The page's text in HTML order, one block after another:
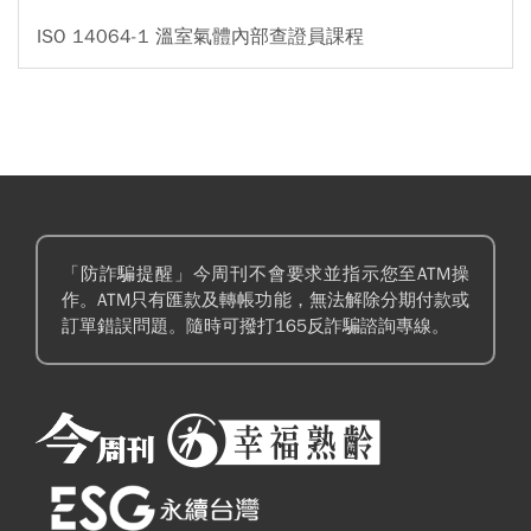
ISO 14064-1 溫室氣體內部查證員課程
「防詐騙提醒」今周刊不會要求並指示您至ATM操
作。ATM只有匯款及轉帳功能，無法解除分期付款或
訂單錯誤問題。隨時可撥打165反詐騙諮詢專線。